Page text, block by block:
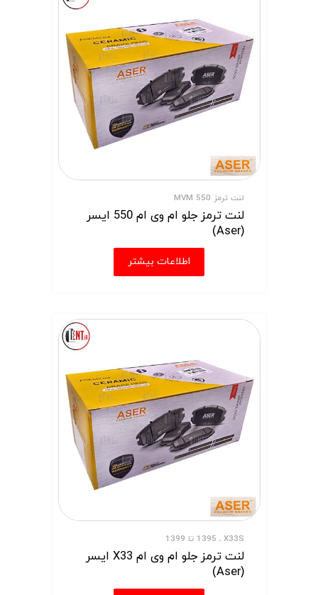
لنت ترمز MVM 550
لنت ترمز جلو ام وی ام 550 ایسر
(Aser)
اطلاعات بیشتر
X33S ـ 1395 تا 1399
لنت ترمز جلو ام وی ام X33 ایسر
(Aser)